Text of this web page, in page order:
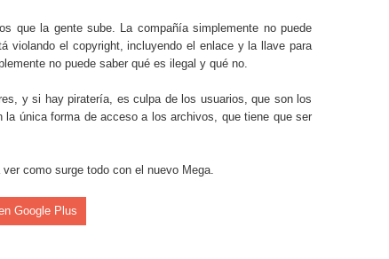
que la gente sube. La compañía simplemente no puede
violando el copyright, incluyendo el enlace y la llave para
no puede saber qué es ilegal y qué no.
y si hay piratería, es culpa de los usuarios, que son los
única forma de acceso a los archivos, que tiene que ser
como surge todo con el nuevo Mega
Google Plus